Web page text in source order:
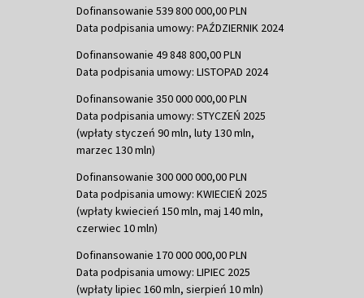
Dofinansowanie 539 800 000,00 PLN
Data podpisania umowy: PAŹDZIERNIK 2024
Dofinansowanie 49 848 800,00 PLN
Data podpisania umowy: LISTOPAD 2024
Dofinansowanie 350 000 000,00 PLN
Data podpisania umowy: STYCZEŃ 2025
(wpłaty styczeń 90 mln, luty 130 mln,
marzec 130 mln)
Dofinansowanie 300 000 000,00 PLN
Data podpisania umowy: KWIECIEŃ 2025
(wpłaty kwiecień 150 mln, maj 140 mln,
czerwiec 10 mln)
Dofinansowanie 170 000 000,00 PLN
Data podpisania umowy: LIPIEC 2025
(wpłaty lipiec 160 mln, sierpień 10 mln)